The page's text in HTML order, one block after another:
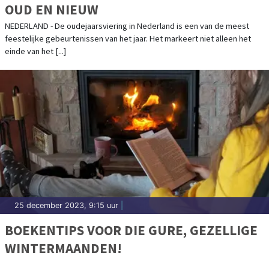
OUD EN NIEUW
NEDERLAND - De oudejaarsviering in Nederland is een van de meest
feestelijke gebeurtenissen van het jaar. Het markeert niet alleen het
einde van het [...]
25 december 2023, 9:15 uur
BOEKENTIPS VOOR DIE GURE, GEZELLIGE
WINTERMAANDEN!